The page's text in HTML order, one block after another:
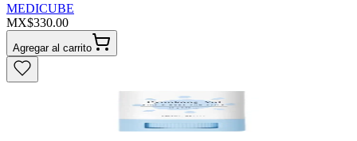
MEDICUBE
MX$330.00
Agregar al carrito